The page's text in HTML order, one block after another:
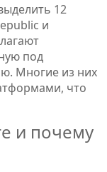
12
и
под
Многие из них
что
и почему